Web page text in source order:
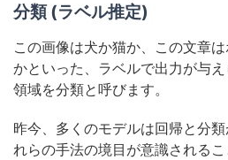
分類 (ラベル推定)
この画像は犬か猫か、この文章
かといった、ラベルで出力が与
領域を分類と呼びます。
昨今、多くのモデルは回帰と分
れらの手法の境目が意識される